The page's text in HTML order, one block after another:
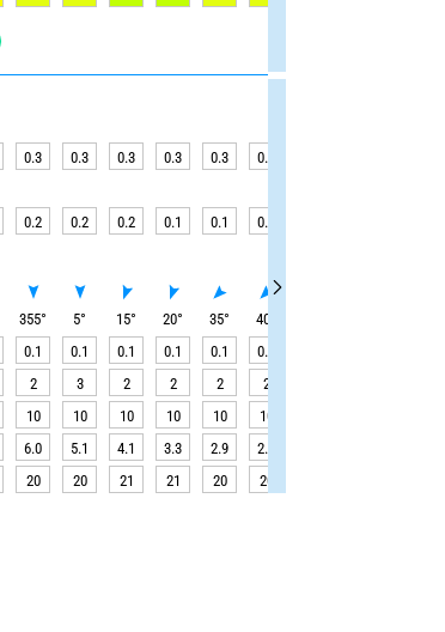
0.3 0.3 0.3 0.3 0.3 0.3
0.2 0.2 0.2 0.1 0.1 0.1
355° 5° 15° 20° 35° 40
0.1 0.1 0.1 0.1 0.1 0.2
2 3 2 2 2 2
10 10 10 10 10 10
6.0 5.1 4.1 3.3 2.9 2.9
20 20 21 21 20 20